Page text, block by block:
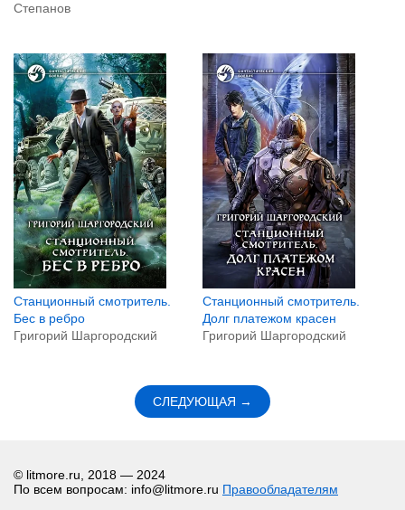
Степанов
Станционный смотритель.
Бес в ребро
Григорий Шаргородский
Станционный смотритель.
Долг платежом красен
Григорий Шаргородский
СЛЕДУЮЩАЯ →
© litmore.ru, 2018 — 2024
По всем вопросам: info@litmore.ru Правообладателям